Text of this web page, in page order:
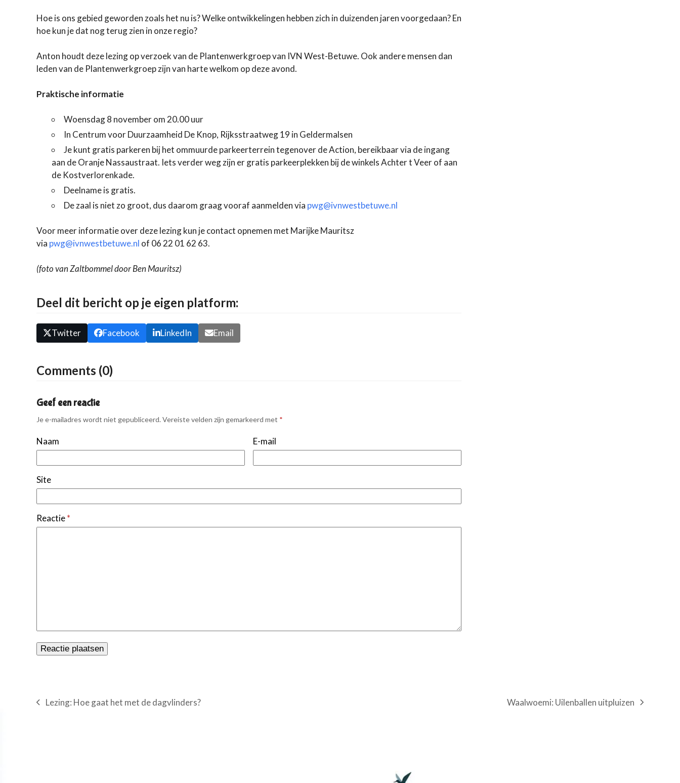
Hoe is ons gebied geworden zoals het nu is? Welke ontwikkelingen hebben zich in duizenden jaren voorgedaan? En
hoe kun je dat nog terug zien in onze regio?
Anton houdt deze lezing op verzoek van de Plantenwerkgroep van IVN West-Betuwe. Ook andere mensen dan
leden van de Plantenwerkgroep zijn van harte welkom op deze avond.
Praktische informatie
Woensdag 8 november om 20.00 uur
In Centrum voor Duurzaamheid De Knop, Rijksstraatweg 19 in Geldermalsen
Je kunt gratis parkeren bij het ommuurde parkeerterrein tegenover de Action, bereikbaar via de ingang
aan de Oranje Nassaustraat. Iets verder weg zijn er gratis parkeerplekken bij de winkels Achter t Veer of aan
de Kostverlorenkade.
Deelname is gratis.
De zaal is niet zo groot, dus daarom graag vooraf aanmelden via pwg@ivnwestbetuwe.nl
Voor meer informatie over deze lezing kun je contact opnemen met Marijke Mauritsz
via pwg@ivnwestbetuwe.nl of 06 22 01 62 63.
(foto van Zaltbommel door Ben Mauritsz)
Deel dit bericht op je eigen platform:
Twitter Facebook LinkedIn Email
Comments (0)
Geef een reactie
Je e-mailadres wordt niet gepubliceerd. Vereiste velden zijn gemarkeerd met *
Naam E-mail
Site
Reactie*
previous
Lezing: Hoe gaat het met de dagvlinders?
next
Waalwoemi: Uilenballen uitpluizen